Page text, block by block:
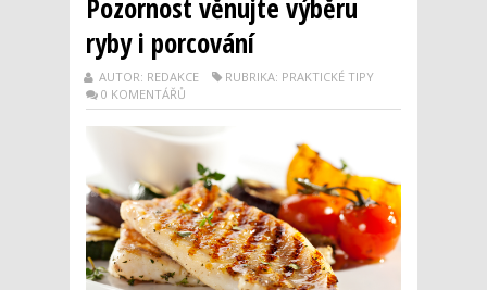
ryby i porcování
AUTOR: REDAKCE
RUBRIKA: PRAKTICKÉ TIPY
0 KOMENTÁŘŮ